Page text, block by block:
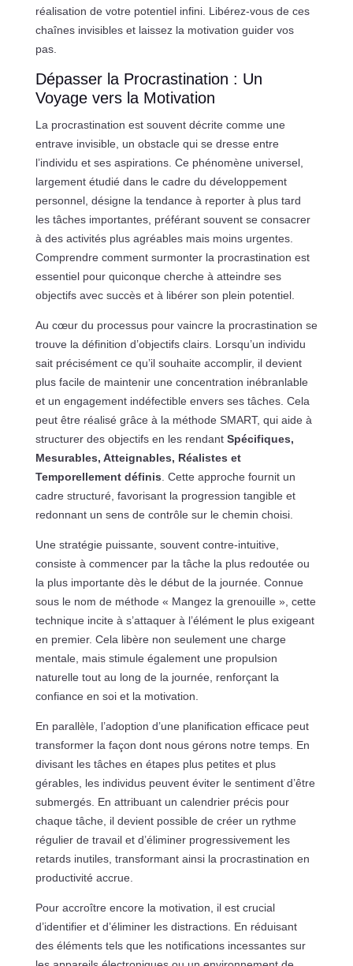
réalisation de votre potentiel infini. Libérez-vous de ces
chaînes invisibles et laissez la motivation guider vos
pas.
Dépasser la Procrastination : Un
Voyage vers la Motivation
La procrastination est souvent décrite comme une
entrave invisible, un obstacle qui se dresse entre
l’individu et ses aspirations. Ce phénomène universel,
largement étudié dans le cadre du développement
personnel, désigne la tendance à reporter à plus tard
les tâches importantes, préférant souvent se consacrer
à des activités plus agréables mais moins urgentes.
Comprendre comment surmonter la procrastination est
essentiel pour quiconque cherche à atteindre ses
objectifs avec succès et à libérer son plein potentiel.
Au cœur du processus pour vaincre la procrastination se
trouve la définition d’objectifs clairs. Lorsqu’un individu
sait précisément ce qu’il souhaite accomplir, il devient
plus facile de maintenir une concentration inébranlable
et un engagement indéfectible envers ses tâches. Cela
peut être réalisé grâce à la méthode SMART, qui aide à
structurer des objectifs en les rendant Spécifiques,
Mesurables, Atteignables, Réalistes et
Temporellement définis . Cette approche fournit un
cadre structuré, favorisant la progression tangible et
redonnant un sens de contrôle sur le chemin choisi.
Une stratégie puissante, souvent contre-intuitive,
consiste à commencer par la tâche la plus redoutée ou
la plus importante dès le début de la journée. Connue
sous le nom de méthode « Mangez la grenouille », cette
technique incite à s’attaquer à l’élément le plus exigeant
en premier. Cela libère non seulement une charge
mentale, mais stimule également une propulsion
naturelle tout au long de la journée, renforçant la
confiance en soi et la motivation.
En parallèle, l’adoption d’une planification efficace peut
transformer la façon dont nous gérons notre temps. En
divisant les tâches en étapes plus petites et plus
gérables, les individus peuvent éviter le sentiment d’être
submergés. En attribuant un calendrier précis pour
chaque tâche, il devient possible de créer un rythme
régulier de travail et d’éliminer progressivement les
retards inutiles, transformant ainsi la procrastination en
productivité accrue.
Pour accroître encore la motivation, il est crucial
d’identifier et d’éliminer les distractions. En réduisant
des éléments tels que les notifications incessantes sur